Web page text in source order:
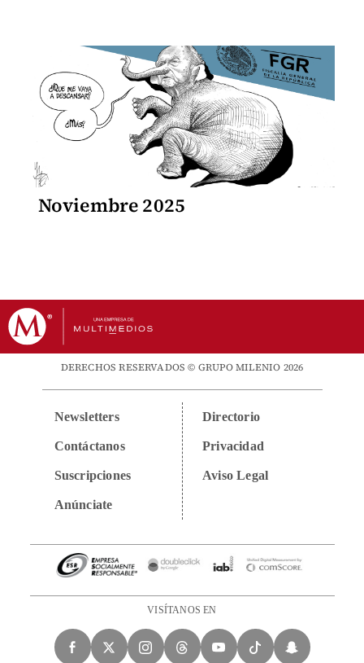
Noviembre 2025
DERECHOS RESERVADOS © GRUPO MILENIO 2026
Newsletters
Contáctanos
Suscripciones
Anúnciate
Directorio
Privacidad
Aviso Legal
VISÍTANOS EN